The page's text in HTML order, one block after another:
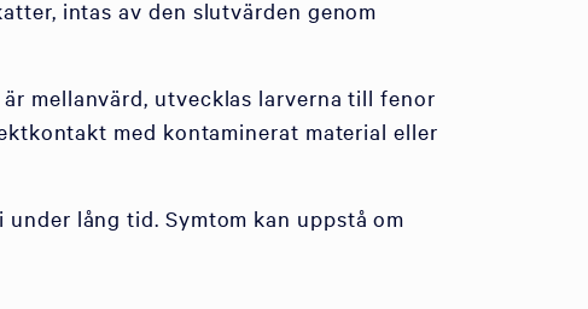
intas av den slutvärden genom
mellanvärd, utvecklas larverna till fenor
med kontaminerat material eller
lång tid. Symtom kan uppstå om